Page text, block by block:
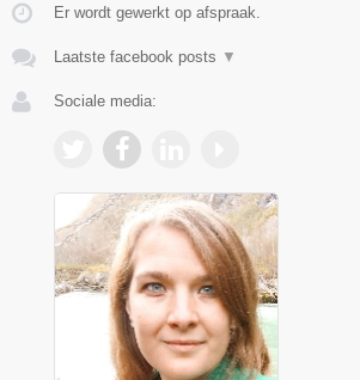
Er wordt gewerkt op afspraak.
Laatste facebook posts ▼
Sociale media: